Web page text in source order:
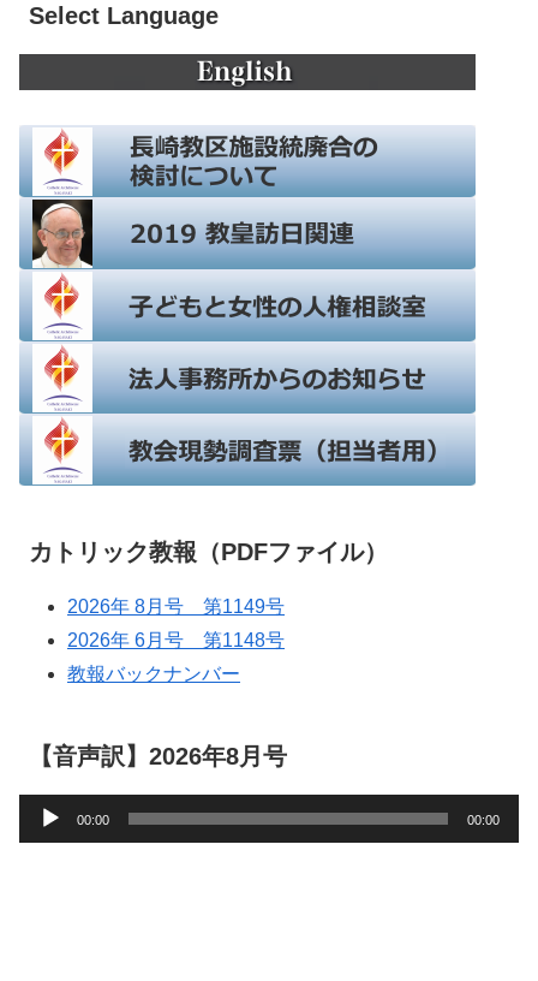
Select Language
カトリック教報（PDFファイル）
2026年 8月号 第1149号
2026年 6月号 第1148号
教報バックナンバー
【音声訳】2026年8月号
声
00:00 00:00